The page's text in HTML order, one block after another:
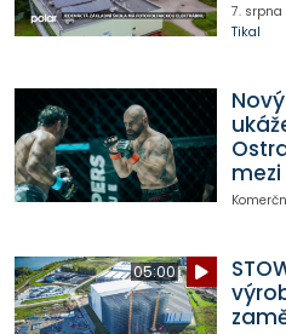
7.
Tikal
05:00